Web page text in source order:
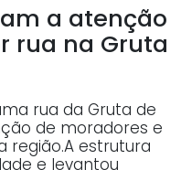
a atenção
rua na Gruta
rua da Gruta de
de moradores e
região.A estrutura
e levantou